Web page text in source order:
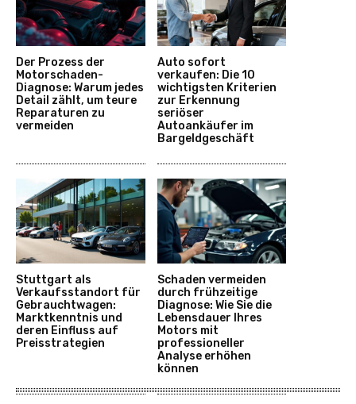
Der Prozess der
Motorschaden-
Diagnose: Warum jedes
Detail zählt, um teure
Reparaturen zu
vermeiden
Auto sofort
verkaufen: Die 10
wichtigsten Kriterien
zur Erkennung
seriöser
Autoankäufer im
Bargeldgeschäft
Stuttgart als
Verkaufsstandort für
Gebrauchtwagen:
Marktkenntnis und
deren Einfluss auf
Preisstrategien
Schaden vermeiden
durch frühzeitige
Diagnose: Wie Sie die
Lebensdauer Ihres
Motors mit
professioneller
Analyse erhöhen
können